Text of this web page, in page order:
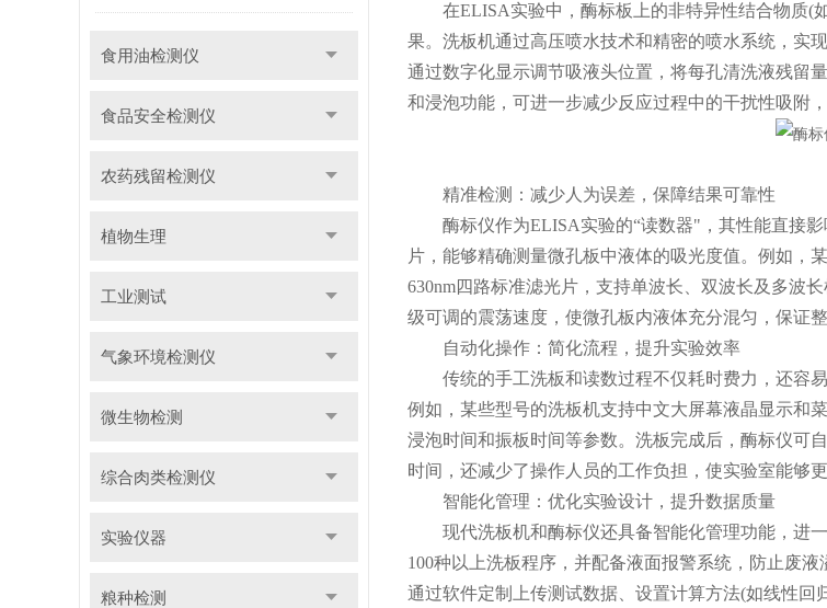
食用油检测仪
食品安全检测仪
农药残留检测仪
植物生理
工业测试
气象环境检测仪
微生物检测
综合肉类检测仪
实验仪器
粮种检测
在ELISA实验中，酶标板上的非特异性结合物质(
果。洗板机通过高压喷水技术和精密的喷水系统，实
通过数字化显示调节吸液头位置，将每孔清洗液残留
和浸泡功能，可进一步减少反应过程中的干扰性吸附
精准检测：减少人为误差，保障结果可靠性
酶标仪作为ELISA实验的“读数器"，其性能直接影
片，能够精确测量微孔板中液体的吸光度值。例如，
630nm四路标准滤光片，支持单波长、双波长及多波
级可调的震荡速度，使微孔板内液体充分混匀，保证
自动化操作：简化流程，提升实验效率
传统的手工洗板和读数过程不仅耗时费力，还容易
例如，某些型号的洗板机支持中文大屏幕液晶显示和
浸泡时间和振板时间等参数。洗板完成后，酶标仪可
时间，还减少了操作人员的工作负担，使实验室能够
智能化管理：优化实验设计，提升数据质量
现代洗板机和酶标仪还具备智能化管理功能，进一
100种以上洗板程序，并配备液面报警系统，防止废
通过软件定制上传测试数据、设置计算方法(如线性